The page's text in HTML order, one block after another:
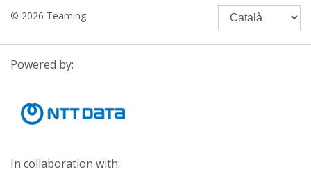
© 2026 Teaming
Powered by:
In collaboration with: